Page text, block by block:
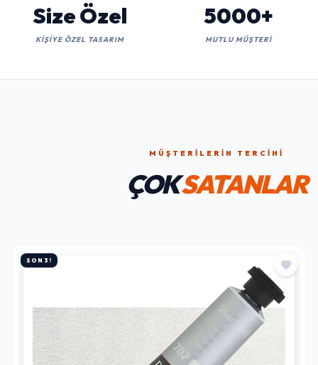
Size Özel
KIŞIYE ÖZEL TASARIM
5000+
MUTLU MÜŞTERI
MÜŞTERILERIN TERCIHI
ÇOKSATANLAR
SON 3!